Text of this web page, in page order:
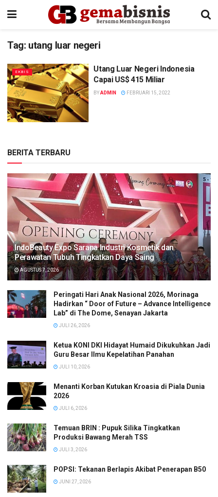
Tag: utang luar negeri
EKBIS
Utang Luar Negeri Indonesia
Capai US$ 415 Miliar
BYADMIN FEBRUARI 15, 2022
BERITA TERBARU
IndoBeauty Expo Sarana Industri Kosmetik dan
Perawatan Tubuh Tingkatkan Daya Saing
AGUSTUS 7, 2026
Peringati Hari Anak Nasional 2026, Morinaga
Hadirkan “ Door of Future – Advance Intelligence
Lab” di The Dome, Senayan Jakarta
JULI 26, 2026
Ketua KONI DKI Hidayat Humaid Dikukuhkan Jadi
Guru Besar Ilmu Kepelatihan Panahan
JULI 10, 2026
Menanti Korban Kutukan Kroasia di Piala Dunia
2026
JULI 6, 2026
Temuan BRIN : Pupuk Silika Tingkatkan
Produksi Bawang Merah TSS
JULI 3, 2026
POPSI: Tekanan Berlapis Akibat Penerapan B50
JUNI 27, 2026